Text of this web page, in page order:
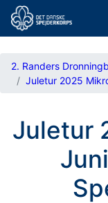
2. Randers
Juletur 2025
Juletur